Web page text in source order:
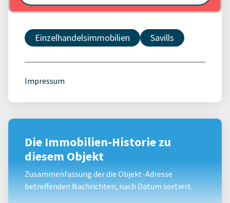
Einzelhandelsimmobilien Savills
Impressum
Die Immobilien-Historie zu
diesem Objekt
Zusammenfassung der die Objekt-Adresse
betreffenden Nachrichten, nach Datum sortiert.